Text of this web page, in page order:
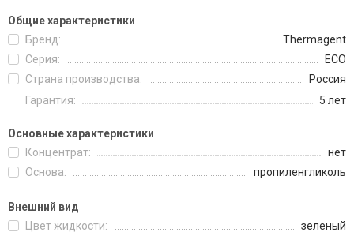
Общие характеристики
Бренд:
Thermagent
Серия:
ECO
Страна производства:
Россия
Гарантия:
5 лет
Основные характеристики
Концентрат:
нет
Основа:
пропиленгликоль
Внешний вид
Цвет жидкости:
зеленый